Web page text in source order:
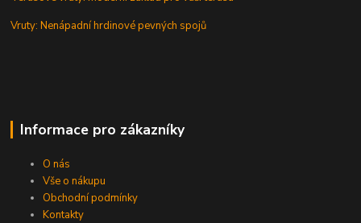
Vruty: Nenápadní hrdinové pevných spojů
Informace pro zákazníky
O nás
Vše o nákupu
Obchodní podmínky
Kontakty